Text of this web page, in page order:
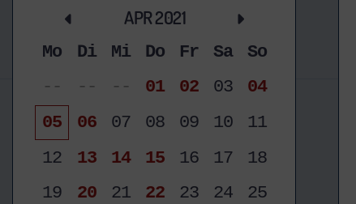
APR 2021
Mo Di Mi Do Fr Sa
So
--
-- -- 01 02 03
04
05
06 07 08 09 10
11
12
13 14 15 16 17
18
19
20 21 22 23 24
25